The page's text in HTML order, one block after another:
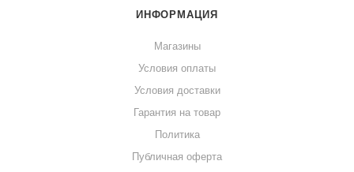
ИНФОРМАЦИЯ
Магазины
Условия оплаты
Условия доставки
Гарантия на товар
Политика
Публичная оферта